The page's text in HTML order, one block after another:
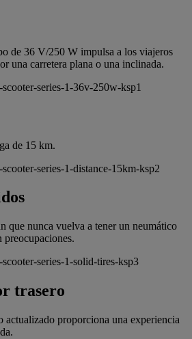
de 36 V/250 W impulsa a los viajeros
una carretera plana o una inclinada.
de 15 km.
que nunca vuelva a tener un neumático
preocupaciones.
trasero
actualizado proporciona una experiencia